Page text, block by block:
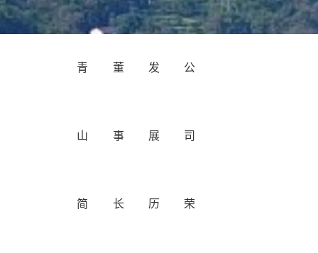
青
山
简
董
事
长
发
展
历
公
司
荣